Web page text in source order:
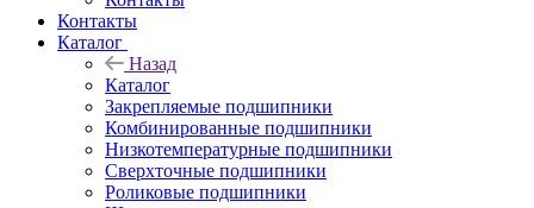
Контакты
Каталог
Назад
Каталог
Закрепляемые подшипники
Комбинированные подшипники
Низкотемпературные подшипники
Сверхточные подшипники
Роликовые подшипники